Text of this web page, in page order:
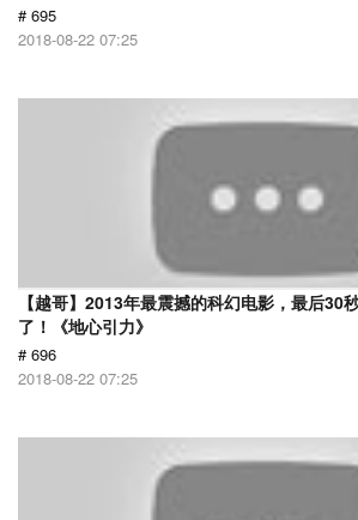
# 695
2018-08-22 07:25
【越哥】2013年最震撼的科幻电影，最后30
了！《地心引力》
# 696
2018-08-22 07:25